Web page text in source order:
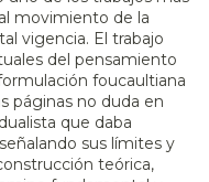
movimiento de la
vigencia. El trabajo
del pensamiento
foucaultiana
páginas no duda en
que daba
sus límites y
teórica,